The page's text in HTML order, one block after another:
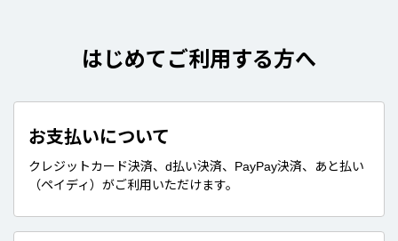
はじめてご利用する方へ
お支払いについて
クレジットカード決済、d払い決済、PayPay決済、あと払い
（ペイディ）がご利用いただけます。